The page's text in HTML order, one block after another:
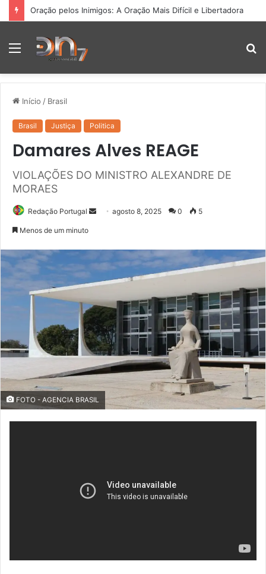
Oração pelos Inimigos: A Oração Mais Difícil e Libertadora
Menu
Início / Brasil
Brasil Justiça Politica
Damares Alves REAGE
VIOLAÇÕES DO MINISTRO ALEXANDRE DE
MORAES
Redação Portugal
Mandeagosto 8, 2025 0 5
Menos de um minuto
FOTO - AGENCIA BRASIL